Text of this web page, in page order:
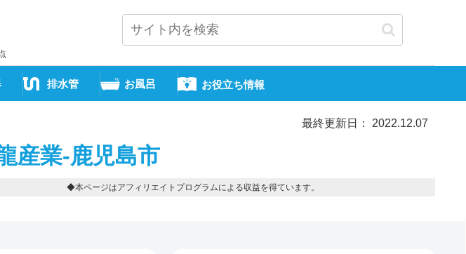
排水管 お風呂 お役立ち情報
最終更新日： 2022.12.07
産業-鹿児島市
◆本ページはアフィリエイトプログラムによる収益を得ています。